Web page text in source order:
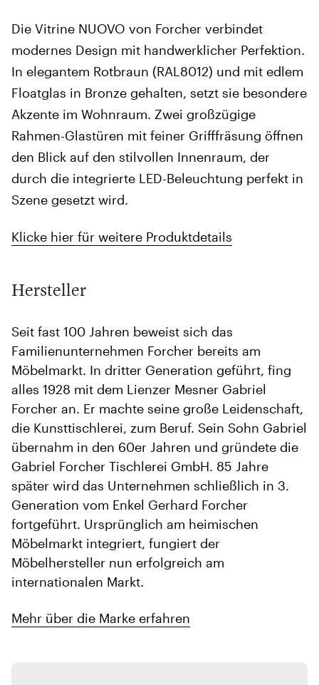
Die Vitrine NUOVO von Forcher verbindet
modernes Design mit handwerklicher Perfektion.
In elegantem Rotbraun (RAL8012) und mit edlem
Floatglas in Bronze gehalten, setzt sie besondere
Akzente im Wohnraum. Zwei großzügige
Rahmen-Glastüren mit feiner Grifffräsung öffnen
den Blick auf den stilvollen Innenraum, der
durch die integrierte LED-Beleuchtung perfekt in
Szene gesetzt wird.
Klicke hier für weitere Produktdetails
Hersteller
Seit fast 100 Jahren beweist sich das
Familienunternehmen Forcher bereits am
Möbelmarkt. In dritter Generation geführt, fing
alles 1928 mit dem Lienzer Mesner Gabriel
Forcher an. Er machte seine große Leidenschaft,
die Kunsttischlerei, zum Beruf. Sein Sohn Gabriel
übernahm in den 60er Jahren und gründete die
Gabriel Forcher Tischlerei GmbH. 85 Jahre
später wird das Unternehmen schließlich in 3.
Generation vom Enkel Gerhard Forcher
fortgeführt. Ursprünglich am heimischen
Möbelmarkt integriert, fungiert der
Möbelhersteller nun erfolgreich am
internationalen Markt.
Mehr über die Marke erfahren